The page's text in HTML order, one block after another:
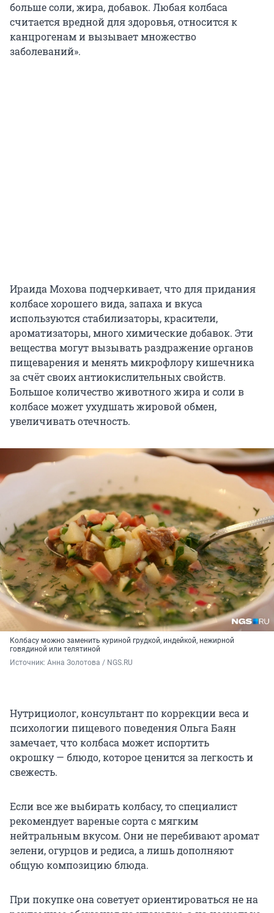
больше соли, жира, добавок. Любая колбаса
считается вредной для здоровья, относится к
канцрогенам и вызывает множество
заболеваний».
Ираида Мохова подчеркивает, что для придания
колбасе хорошего вида, запаха и вкуса
используются стабилизаторы, красители,
ароматизаторы, много химические добавок. Эти
вещества могут вызывать раздражение органов
пищеварения и менять микрофлору кишечника
за счёт своих антиокислительных свойств.
Большое количество животного жира и соли в
колбасе может ухудшать жировой обмен,
увеличивать отечность.
Колбасу можно заменить куриной грудкой, индейкой, нежирной
говядиной или телятиной
Источник: Анна Золотова / NGS.RU
Нутрициолог, консультант по коррекции веса и
психологии пищевого поведенияОльга Баян
замечает, что колбаса может испортить
окрошку — блюдо, которое ценится за легкость и
свежесть.
Если все же выбирать колбасу, то специалист
рекомендует вареные сорта с мягким
нейтральным вкусом. Они не перебивают аромат
зелени, огурцов и редиса, а лишь дополняют
общую композицию блюда.
При покупке она советует ориентироваться не на